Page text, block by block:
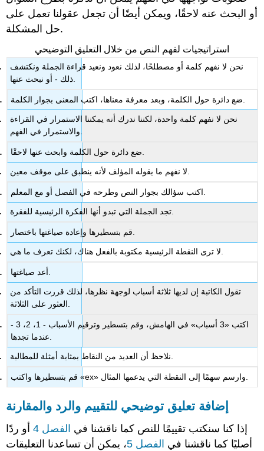
أو البحث عنه لاحقًا، ويمكن أيضًا أن تجعل عقولنا تعمل على
حل المشكلة.
استراتيجيات لفهم النص من خلال التعليق التوضيحي
نحن لا نفهم كلمة أو مصطلحًا، لذلك نعود ونعيد قراءة الجملة ونكتشف
ذلك - أو نبحث عنها.
نحن لا نفهم كلمة واحدة، لكننا ندرك أنه يمكننا الاستمرار في القراءة
والاستمرار في الفهم.
لا نفهم ما يقوله المؤلف لأنه ينطبق على موقف معين.
تجد الجملة التي تبدو أنها الفكرة الرئيسية للفقرة.
لا ترى النقطة الرئيسية مكتوبة بالفعل هناك، لكنك تعرف ما هي.
تقول الكاتبة إن لديها ثلاثة أسباب لوجهة نظرها، لذلك قررت التأكد من
العثور على الثلاثة.
اكتب «3 أسباب» في الهامش، وقم بتسطير وترقيم الأسباب - 1، 2، 3 -
نلاحظ أن العديد من النقاط بمثابة أمثلة للمطالبة.
إضافة تعليق توضيحي للتقييم والرد والمقارنة
إذا كنا سنكتب تقييمًا للنص كما ناقشنا في الفصل 4
أو ردًا
أصليًا كما ناقشنا في الفصل 5
، يمكن أن تساعدنا التعليقات